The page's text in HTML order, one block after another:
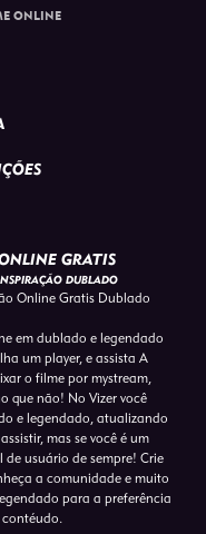
ONLINE
GRATIS
DUBLADO
Online Gratis Dublado
em dublado e legendado
um player, e assista A
o filme por mystream,
que não! No Vizer você
e legendado, atualizando
mas se você é um
usuário de sempre! Crie
a comunidade e muito
para a preferência
contéudo.